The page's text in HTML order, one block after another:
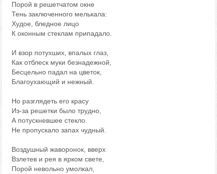
Порой в решетчатом окне
Тень заключенного мелькала:
Худое, бледное лицо
К оконным стеклам припадало.
И взор потухших, впалых глаз,
Как отблеск муки безнадежной,
Бесцельно падал на цветок,
Благоухающий и нежный.
Но разглядеть его красу
Из-за решетки было трудно,
А потускневшее стекло
Не пропускало запах чудный.
Воздушный жаворонок, вверх
Взлетев и рея в ярком свете,
Порой невольно умолкал,